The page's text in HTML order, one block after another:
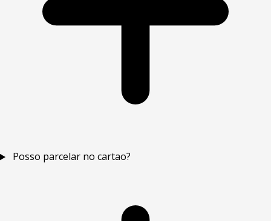
Posso parcelar no cartao?